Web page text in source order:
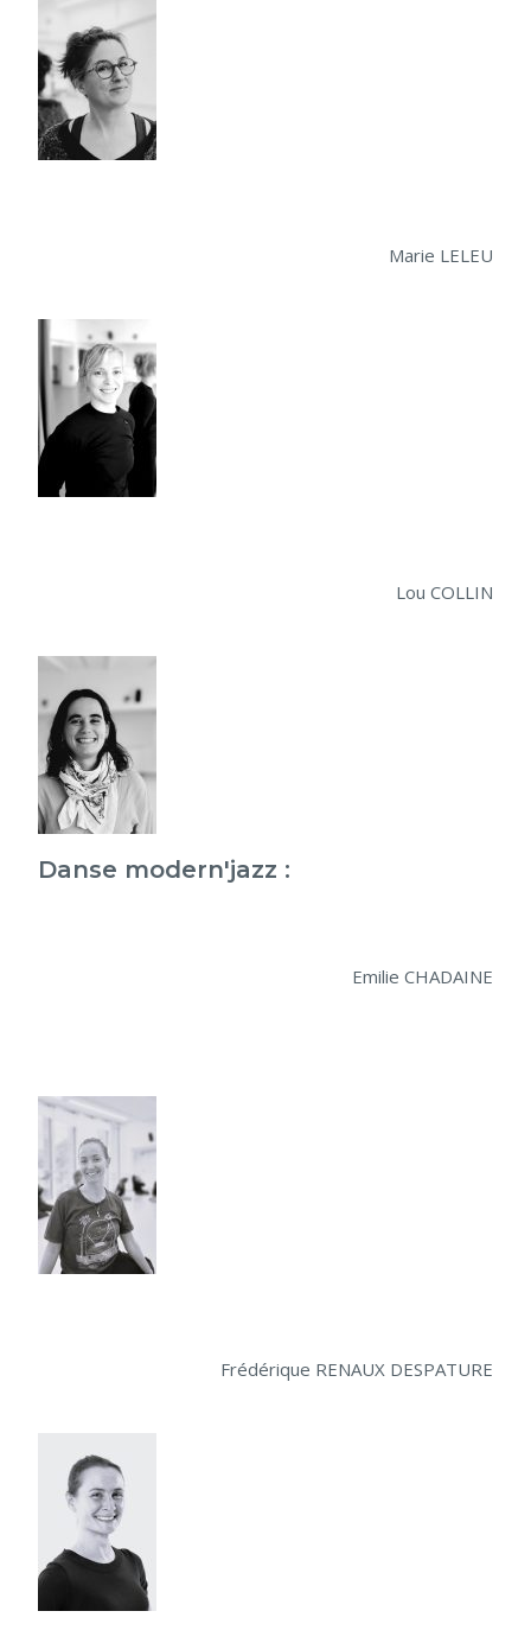
Marie LELEU
Lou COLLIN
Danse modern'jazz :
Emilie CHADAINE
Frédérique RENAUX DESPATURE